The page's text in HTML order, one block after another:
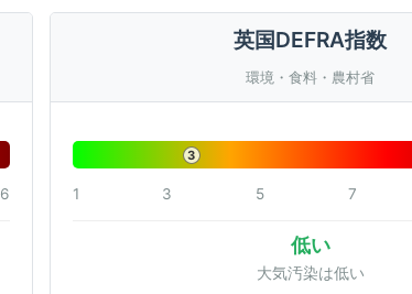
6
英国DEFRA指数
環境・食料・農村省
3
1 3 5 7
低い
大気汚染は低い